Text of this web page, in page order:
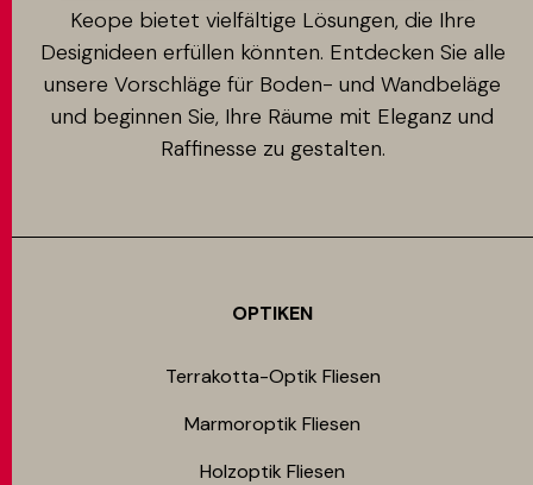
Keope bietet vielfältige Lösungen, die Ihre
Designideen erfüllen könnten. Entdecken Sie alle
unsere Vorschläge für Boden- und Wandbeläge
und beginnen Sie, Ihre Räume mit Eleganz und
Raffinesse zu gestalten.
OPTIKEN
Terrakotta-Optik Fliesen
Marmoroptik Fliesen
Holzoptik Fliesen